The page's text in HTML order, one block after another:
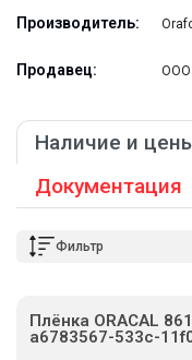
Производитель:
Продавец: ООО
Наличие и
Документация
Фильтр
Плёнка ORACAL
a6783567-533c-